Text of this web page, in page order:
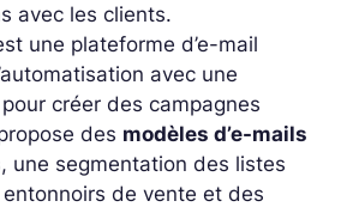
avec les clients.
une plateforme d’e-mail
avec une
créer des campagnes
des modèles d’e-mails
, une segmentation des listes
de vente et des